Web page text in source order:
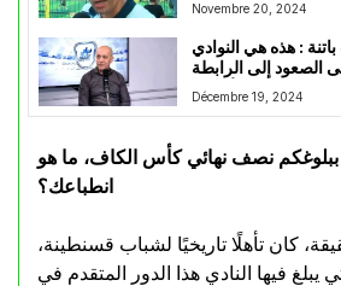
Novembre 20, 2024
: هذه هي النوادي
الصعود إلى الرابطة
وهذه هي الأسباب
Décembre 19, 2024
ببلوغكم نصف نهائي كأس الكاف، ما هو
انطباعك؟
كان تأهلًا تاريخيًا لشباب قسنطينة،
يبلغ فيها النادي هذا الدور المتقدم في